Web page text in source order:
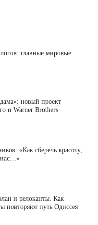
главные мировые
новый проект
и Warner Brothers
«Как сберечь красоту,
нас…»
и релоканты. Как
повторяют путь Одиссея